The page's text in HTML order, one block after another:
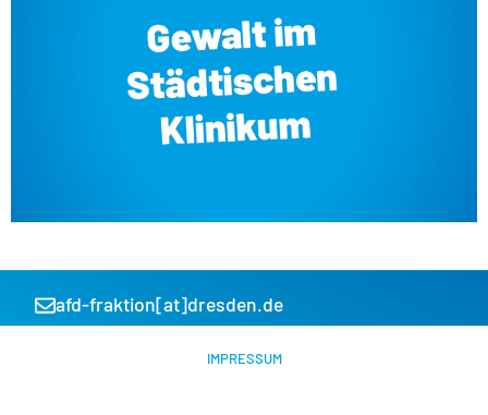
IMPRESSUM
afd-fraktion[at]dresden.de